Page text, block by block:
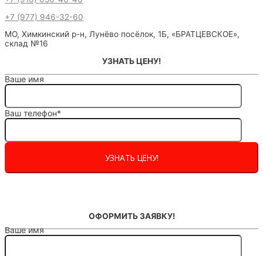
+7 (977) 946-32-60
МО, Химкинский р-н, Лунёво посёлок, 1Б, «БРАТЦЕВСКОЕ»,
склад №16
УЗНАТЬ ЦЕНУ!
Ваше имя
Ваш телефон*
ОФОРМИТЬ ЗАЯВКУ!
Ваше имя